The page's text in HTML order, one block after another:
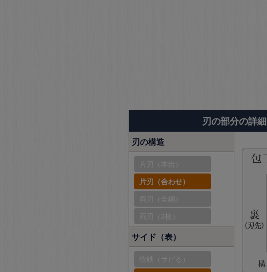
刃の部分の詳細
刃の構造
片刃（本焼）
片刃（合わせ）
両刃（全鋼）
両刃（3枚）
サイド（表）
軟鉄（サビる）